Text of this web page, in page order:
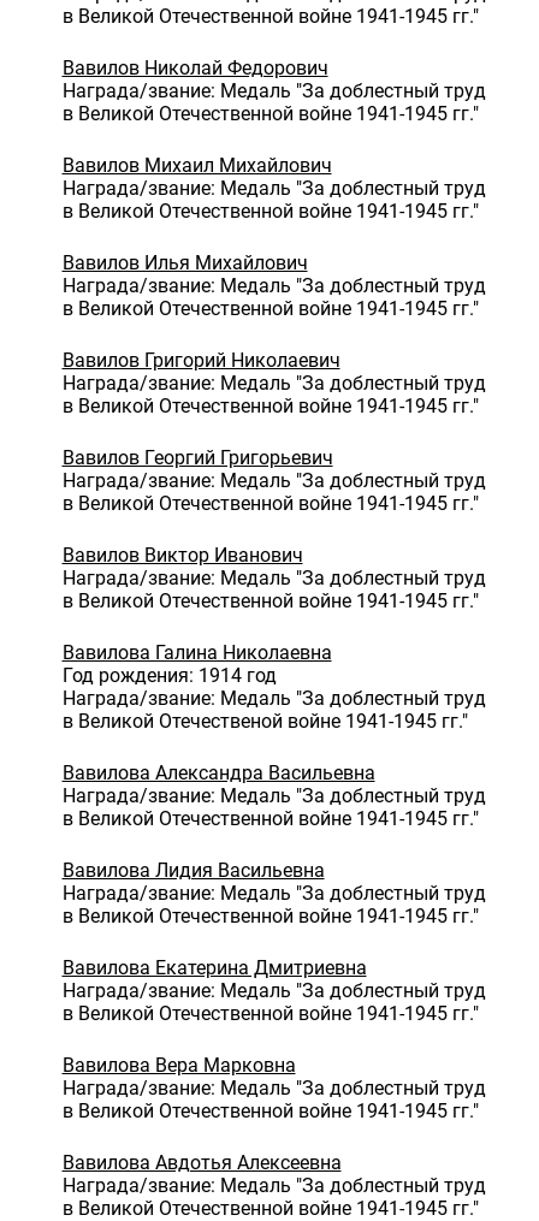
в Великой Отечественной войне 1941-1945 гг."
Вавилов Николай Федорович
Награда/звание: Медаль "За доблестный труд
в Великой Отечественной войне 1941-1945 гг."
Вавилов Михаил Михайлович
Награда/звание: Медаль "За доблестный труд
в Великой Отечественной войне 1941-1945 гг."
Вавилов Илья Михайлович
Награда/звание: Медаль "За доблестный труд
в Великой Отечественной войне 1941-1945 гг."
Вавилов Григорий Николаевич
Награда/звание: Медаль "За доблестный труд
в Великой Отечественной войне 1941-1945 гг."
Вавилов Георгий Григорьевич
Награда/звание: Медаль "За доблестный труд
в Великой Отечественной войне 1941-1945 гг."
Вавилов Виктор Иванович
Награда/звание: Медаль "За доблестный труд
в Великой Отечественной войне 1941-1945 гг."
Вавилова Галина Николаевна
Год рождения: 1914 год
Награда/звание: Медаль "За доблестный труд
в Великой Отечественой войне 1941-1945 гг."
Вавилова Александра Васильевна
Награда/звание: Медаль "За доблестный труд
в Великой Отечественной войне 1941-1945 гг."
Вавилова Лидия Васильевна
Награда/звание: Медаль "За доблестный труд
в Великой Отечественной войне 1941-1945 гг."
Вавилова Екатерина Дмитриевна
Награда/звание: Медаль "За доблестный труд
в Великой Отечественной войне 1941-1945 гг."
Вавилова Вера Марковна
Награда/звание: Медаль "За доблестный труд
в Великой Отечественной войне 1941-1945 гг."
Вавилова Авдотья Алексеевна
Награда/звание: Медаль "За доблестный труд
в Великой Отечественной войне 1941-1945 гг."